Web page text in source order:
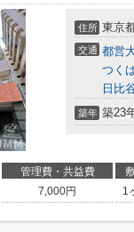
住所 東京
交通 都営
つく
日比
築年 築23
管理費・共益費
7,000円 1